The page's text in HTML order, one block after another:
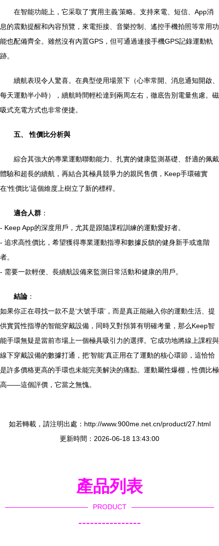
在智能功能上，它采取了‘實用主義’策略。支持來電、短信、App消
息的震動提醒和內容預覽，來電拒接、音樂控制、遙控手機拍照等常用功
能也配備齊全。雖然沒有內置GPS，但可通過連接手機GPS記錄運動軌
跡。
續航表現令人驚喜。在典型使用場景下（心率常開、消息通知開啟、
每天運動半小時），續航時間輕松達到兩周左右，徹底告別電量焦慮。磁
吸式充電方式也非常便捷。
五、 性價比分析與
綜合其強大的專業運動聯動能力、扎實的健康監測基礎、舒適的佩戴
體驗和超長的續航，再結合其極具競爭力的親民售價，Keep手環確實
在‘性價比’這個維度上樹立了新的標桿。
適合人群 ：
- Keep App的深度用戶，尤其是跟隨課程訓練的運動愛好者。
- 追求高性價比，希望獲得專業運動指導和數據反饋的健身新手或進階
者。
- 需要一款輕便、長續航設備來監測日常活動和健康的用戶。
結論 ：
如果你正在尋找一款不是‘大號手環’，而是真正能融入你的運動生活、提
供實質性指導的智能穿戴設備，同時又對預算有明確考量，那么Keep智
能手環無疑是當前市場上一個極具吸引力的選擇。它成功地將線上課程與
線下穿戴設備的數據打通，把‘智能’真正用在了運動的核心環節，這恰恰
是許多價格更高的手環也未能完美解決的痛點。運動屬性爆棚，性價比極
高——這個評價，它當之無愧。
如若轉載，請注明出處：http://www.900me.net.cn/product/27.html
更新時間：2026-06-18 13:43:00
產品列表
PRODUCT
----------------